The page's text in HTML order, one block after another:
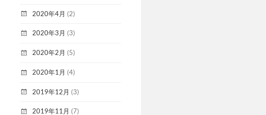
2020年4月 (2)
2020年3月 (3)
2020年2月 (5)
2020年1月 (4)
2019年12月 (3)
2019年11月 (7)